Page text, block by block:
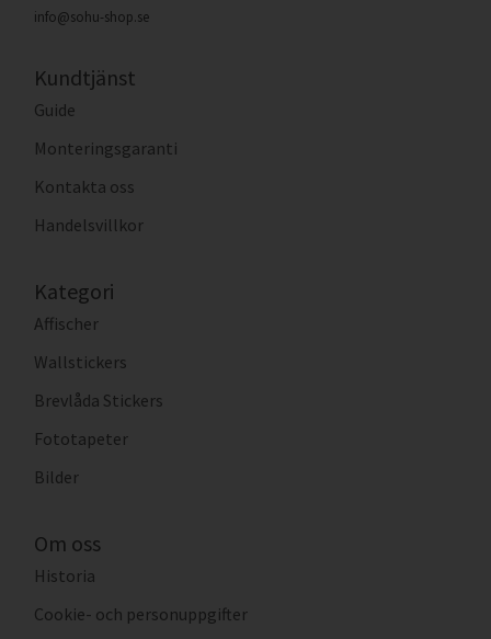
info@sohu-shop.se
Kundtjänst
Guide
Monteringsgaranti
Kontakta oss
Handelsvillkor
Kategori
Affischer
Wallstickers
Brevlåda Stickers
Fototapeter
Bilder
Om oss
Historia
Cookie- och personuppgifter